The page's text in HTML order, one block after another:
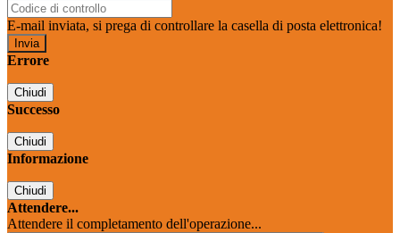
E-mail inviata, si prega di controllare la casella di posta elettronica!
Errore
Chiudi
Successo
Chiudi
Informazione
Chiudi
Attendere...
Attendere il completamento dell'operazione...